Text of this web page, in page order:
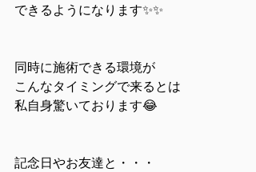
できるようになります✨✨
同時に施術できる環境が
こんなタイミングで来るとは
私自身驚いております😂
記念日やお友達と・・・